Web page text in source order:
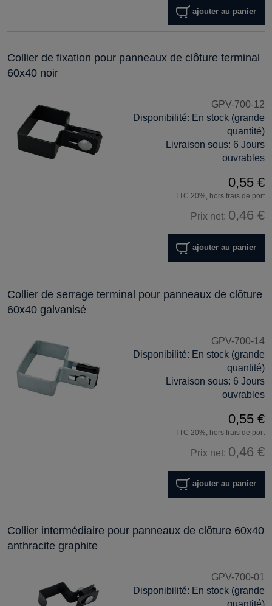
ajouter au panier
Collier de fixation pour panneaux de clôture terminal
60x40 noir
GPV-700-12
Disponibilité: En stock (grande
quantité)
Livraison sous: 6 Jours
ouvrables
0,55 €
TTC 20%, hors frais de port
Prix net: 0,46 €
ajouter au panier
Collier de serrage terminal pour panneaux de clôture
60x40 galvanisé
GPV-700-14
Disponibilité: En stock (grande
quantité)
Livraison sous: 6 Jours
ouvrables
0,55 €
TTC 20%, hors frais de port
Prix net: 0,46 €
ajouter au panier
Collier intermédiaire pour panneaux de clôture 60x40
anthracite graphite
GPV-700-01
Disponibilité: En stock (grande
quantité)